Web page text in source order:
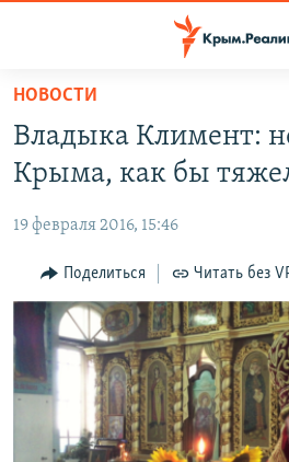
Вернуться
основному
содержанию
Вернутся
навигации
Вернутся
поиску
СПЕЦПРОЕКТЫ
КАРТА ВОЕННЫХ ОБЪЕКТОВ КРЫМА
11 ЛЕТ ОККУПАЦИИ КРЫМА. 11
ВОДА
ИСТОРИЯ
ЕЩЕ
ИНТЕРАКТИВ
ИНФОГРАФИКА
ТЕЛЕПРОЕКТ КРЫМ.РЕАЛИИ
СОВЕТЫ ПРАВОЗАЩИТНИКОВ
РАДІО СВОБОДА
КАК ОБОЙТИ БЛОКИРОВКУ
Українською
Qırımtatar
НОВОСТИ
Владыка Климент:
Крыма, как бы
19 февраля 2016, 15:46
Поделиться Читать без